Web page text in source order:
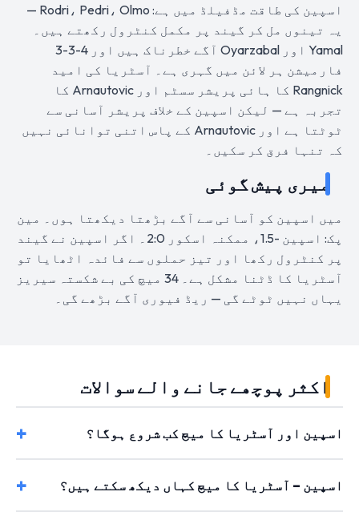
اسپین کی طاقت مڈفیلڈ میں ہے: Rodri، Pedri، Olmo —
یہ تینوں مل کر گیند پر مکمل کنٹرول رکھتے ہیں۔
Yamal اور Oyarzabal آگے خطرناک ہیں اور 4-3-3
فارمیشن ہر لائن میں گہری ہے۔ آسٹریا کی امید
Rangnick کا ہائی پریشر سسٹم اور Arnautovic کا
تجربہ ہے — لیکن اسپین کے خلاف پریشر آسانی سے
ٹوٹتا ہے اور Arnautovic کے پاس اتنی توانائی نہیں
کہ تنہا فرق کر سکیں۔
میری پیش گوئی
میں اسپین کو آسانی سے آگے بڑھتا دیکھتا ہوں۔ مین
پک: اسپین -1.5، ممکنہ اسکور 2:0۔ اگر اسپین نے گیند
پر کنٹرول رکھا اور تیز حملوں سے فائدہ اٹھایا تو
آسٹریا کا ڈٹنا مشکل ہے۔ 34 میچ کی بے شکستہ سیریز
یہاں نہیں ٹوٹے گی — ریڈ فیوری آگے بڑھے گی۔
اکثر پوچھے جانے والے سوالات
اسپین اور آسٹریا کا میچ کب شروع ہوگا؟
اسپین – آسٹریا کا میچ کہاں دیکھ سکتے ہیں؟